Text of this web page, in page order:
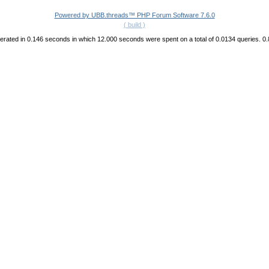
Powered by UBB.threads™ PHP Forum Software 7.6.0
( build )
in 0.146 seconds in which 12.000 seconds were spent on a total of 0.0134 queries.